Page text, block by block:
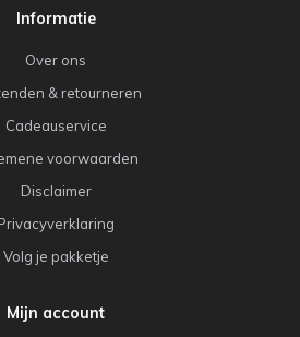
Informatie
Over ons
& retourneren
Cadeauservice
voorwaarden
Disclaimer
Volg je pakketje
Mijn account